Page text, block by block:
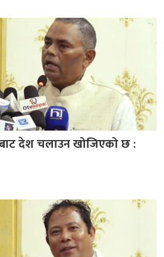
देश चलाउन खोजिएको छ :